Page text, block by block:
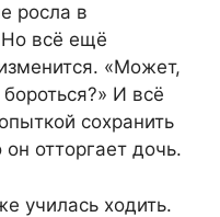
росла в
Но всё ещё
«Может,
И всё
сохранить
отторгает дочь.
училась ходить.